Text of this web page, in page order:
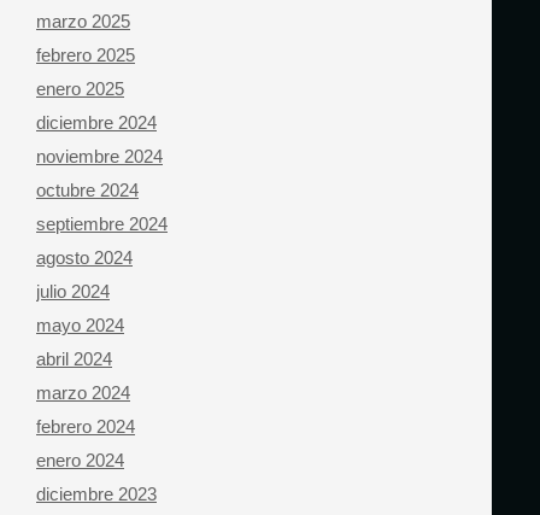
marzo 2025
febrero 2025
enero 2025
diciembre 2024
noviembre 2024
octubre 2024
septiembre 2024
agosto 2024
julio 2024
mayo 2024
abril 2024
marzo 2024
febrero 2024
enero 2024
diciembre 2023